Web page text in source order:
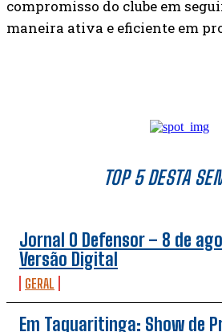
TOP 5 DESTA
Jornal O Defensor – 8 de
Versão Digital
GERAL
Em Taquaritinga: Show de
compromisso do clube em
maneira ativa e eficiente em